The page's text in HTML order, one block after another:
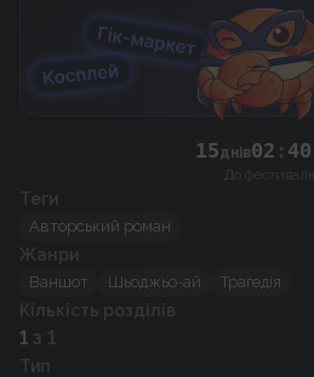
15днів02 : 40
До фестивалю
Теги
Авторський роман
Жанри
Ваншот Шьоджьо-ай Трагедія
Кількість розділів
1 з 1
Тип